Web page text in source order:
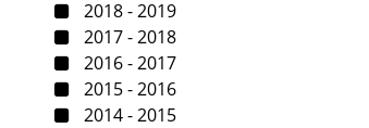
2018 - 2019
2017 - 2018
2016 - 2017
2015 - 2016
2014 - 2015